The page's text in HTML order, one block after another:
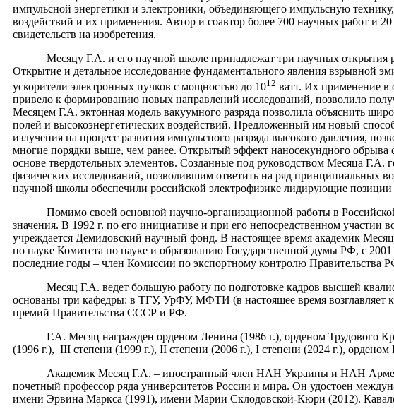
импульсной энергетики и электроники, объединяющего импульсную
воздействий и их применения. Автор и соавтор более 700 научных работ и
свидетельств на изобретения.
Месяцу Г.А. и его научной школе принадлежат три научных открытия
Открытие и детальное исследование фундаментального явления взрывной
ускорители электронных пучков с мощностью до 1012 ватт. Их применение
привело к формированию новых направлений исследований, позволило
Месяцем Г.А. эктонная модель вакуумного разряда позволила объяснить
полей и высокоэнергетических воздействий. Предложенный им новый
излучения на процесс развития импульсного разряда высокого давления,
многие порядки выше, чем ранее. Открытый эффект наносекундного обрыва
основе твердотельных элементов. Созданные под руководством Месяца Г.А.
физических исследований, позволившим ответить на ряд принципиальных
научной школы обеспечили российской электрофизике лидирующие
Помимо своей основной научно-организационной работы в Российской
значения. В 1992 г. по его инициативе и при его непосредственном участии
учреждается Демидовский научный фонд. В настоящее время академик
по науке Комитета по науке и образованию Государственной думы РФ, с
последние годы – член Комиссии по экспортному контролю Правительства
Месяц Г.А. ведет большую работу по подготовке кадров высшей
основаны три кафедры: в ТГУ, УрФУ, МФТИ (в настоящее время
премий Правительства СССР и РФ.
Г.А. Месяц награжден орденом Ленина (1986 г.), орденом Трудового
(1996 г.), III степени (1999 г.), II степени (2006 г.), I степени (2024 г.),
Академик Месяц Г.А. – иностранный член НАН Украины и НАН
почетный профессор ряда университетов России и мира. Он удостоен
имени Эрвина Маркса (1991), имени Марии Склодовской-Кюри (2012).